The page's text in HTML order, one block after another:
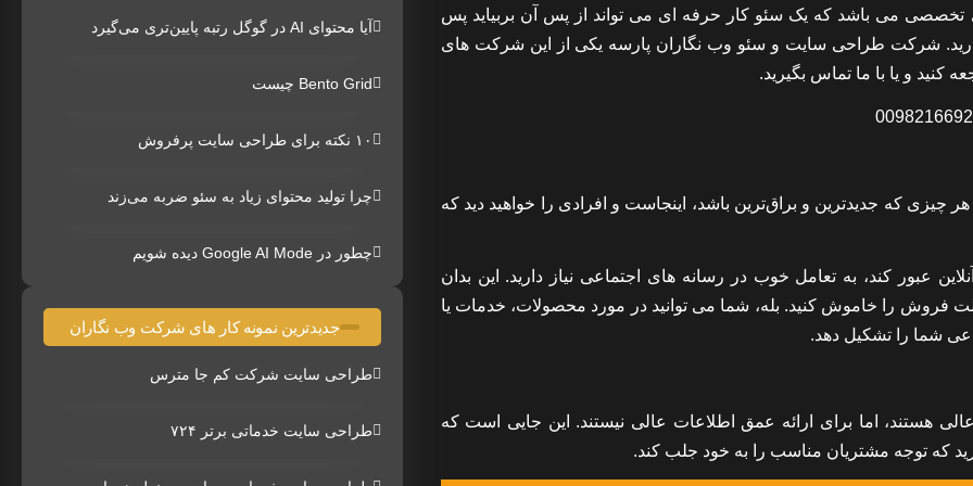
می باشد که یک سئو کار حرفه ای می تواند از پس آن بربیاید پس
شرکت طراحی سایت و سئو وب نگاران پارسه یکی از این شرکت های
کنید و یا با ما تماس بگیرید.
چیزی که جدیدترین و براق‌ترین باشد، اینجاست و افرادی را خواهید دید که
عبور کند، به تعامل خوب در رسانه های اجتماعی نیاز دارید. این بدان
فروش را خاموش کنید. بله، شما می توانید در مورد محصولات، خدمات یا
شما را تشکیل دهد.
هستند، اما برای ارائه عمق اطلاعات عالی نیستند. این جایی است که
که توجه مشتریان مناسب را به خود جلب کند.
آیا محتوای AI در گوگل رتبه پایین‌تری می‌گیرد
Bento Grid چیست
۱۰ نکته برای طراحی سایت پرفروش
چرا تولید محتوای زیاد به سئو ضربه می‌زند
چطور در Google AI Mode دیده شویم
جدیدترین نمونه کار های شرکت وب نگاران
طراحی سایت شرکت کم جا مترس
طراحی سایت خدماتی برتر ۷۲۴